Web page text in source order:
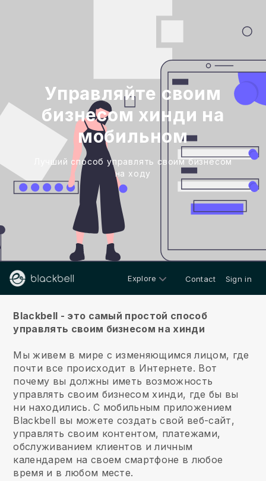
Управляйте своим
бизнесом хинди на
мобильном
Лучший способ управлять своим бизнесом
на ходу
Explore Contact Sign in
Blackbell - это самый простой способ
управлять своим бизнесом на хинди
Мы живем в мире с изменяющимся лицом, где
почти все происходит в Интернете. Вот
почему вы должны иметь возможность
управлять своим бизнесом хинди, где бы вы
ни находились. С мобильным приложением
Blackbell вы можете создать свой веб-сайт,
управлять своим контентом, платежами,
обслуживанием клиентов и личным
календарем на своем смартфоне в любое
время и в любом месте.